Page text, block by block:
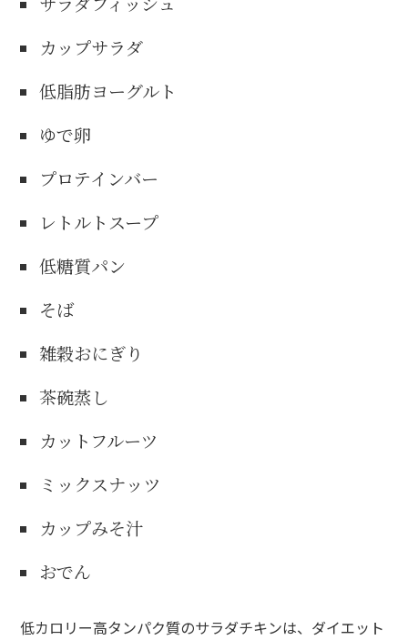
カップサラダ
低脂肪ヨーグルト
ゆで卵
プロテインバー
レトルトスープ
低糖質パン
そば
雑穀おにぎり
茶碗蒸し
カットフルーツ
ミックスナッツ
カップみそ汁
おでん
低カロリー高タンパク質のサラダチキンは、ダイエット